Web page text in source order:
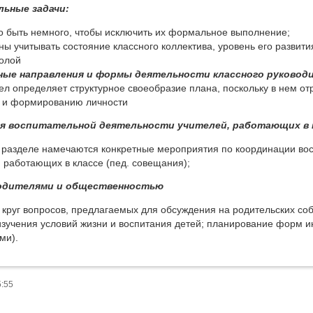
задачи:
быть немного, чтобы исключить их формальное выполнение;
учитывать состояние классного коллектива, уровень его
направления и формы деятельности классного
определяет структурное своеобразие плана, поскольку в нем
и формированию личности
воспитательной деятельности учителей, работающих в
намечаются конкретные мероприятия по координации
работающих в классе (пед. совещания);
и общественностью
вопросов, предлагаемых для обсуждения на родительских
условий жизни и воспитания детей; планирование форм